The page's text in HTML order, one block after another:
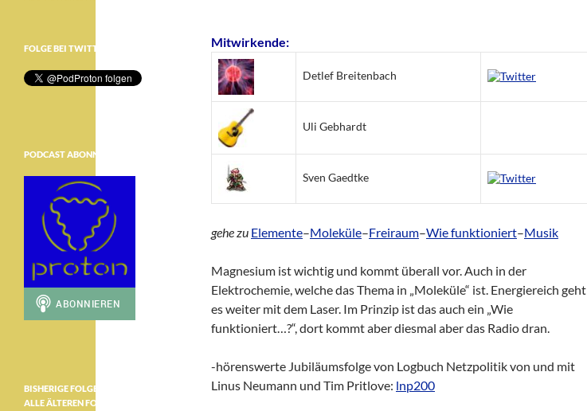
Mitwirkende:
Detlef Breitenbach
Uli Gebhardt
Sven Gaedtke
gehe zu Elemente–Moleküle–Freiraum–Wie funktioniert–Musik
Magnesium ist wichtig und kommt überall vor. Auch in der
Elektrochemie, welche das Thema in „Moleküle“ ist. Energiereich geht
es weiter mit dem Laser. Im Prinzip ist das auch ein „Wie
funktioniert…?“, dort kommt aber diesmal aber das Radio dran.
-hörenswerte Jubiläumsfolge von Logbuch Netzpolitik von und mit
Linus Neumann und Tim Pritlove: lnp200
FOLGE BEI TWITTER
PODCAST ABONNIEREN
BISHERIGE FOLGEN ………………
ALLE ÄLTEREN FOLGEN IM